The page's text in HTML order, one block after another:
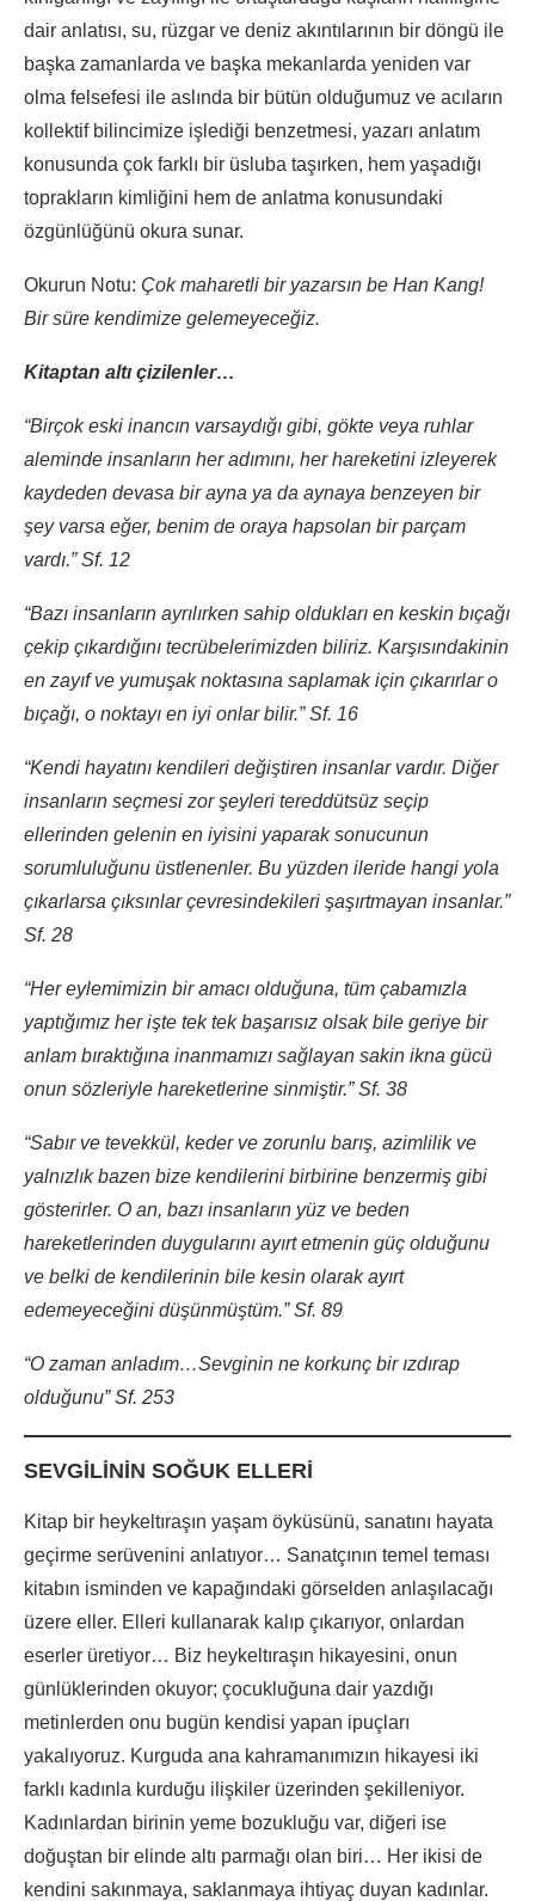
dair anlatısı, su, rüzgar ve deniz akıntılarının bir döngü ile
başka zamanlarda ve başka mekanlarda yeniden var
olma felsefesi ile aslında bir bütün olduğumuz ve acıların
kollektif bilincimize işlediği benzetmesi, yazarı anlatım
konusunda çok farklı bir üsluba taşırken, hem yaşadığı
toprakların kimliğini hem de anlatma konusundaki
özgünlüğünü okura sunar.
Okurun Notu: Çok maharetli bir yazarsın be Han Kang!
Bir süre kendimize gelemeyeceğiz.
Kitaptan altı çizilenler…
“Birçok eski inancın varsaydığı gibi, gökte veya ruhlar
aleminde insanların her adımını, her hareketini izleyerek
kaydeden devasa bir ayna ya da aynaya benzeyen bir
şey varsa eğer, benim de oraya hapsolan bir parçam
vardı.” Sf. 12
“Bazı insanların ayrılırken sahip oldukları en keskin bıçağı
çekip çıkardığını tecrübelerimizden biliriz. Karşısındakinin
en zayıf ve yumuşak noktasına saplamak için çıkarırlar o
bıçağı, o noktayı en iyi onlar bilir.” Sf. 16
“Kendi hayatını kendileri değiştiren insanlar vardır. Diğer
insanların seçmesi zor şeyleri tereddütsüz seçip
ellerinden gelenin en iyisini yaparak sonucunun
sorumluluğunu üstlenenler. Bu yüzden ileride hangi yola
çıkarlarsa çıksınlar çevresindekileri şaşırtmayan insanlar.”
Sf. 28
“Her eylemimizin bir amacı olduğuna, tüm çabamızla
yaptığımız her işte tek tek başarısız olsak bile geriye bir
anlam bıraktığına inanmamızı sağlayan sakin ikna gücü
onun sözleriyle hareketlerine sinmiştir.” Sf. 38
“Sabır ve tevekkül, keder ve zorunlu barış, azimlilik ve
yalnızlık bazen bize kendilerini birbirine benzermiş gibi
gösterirler. O an, bazı insanların yüz ve beden
hareketlerinden duygularını ayırt etmenin güç olduğunu
ve belki de kendilerinin bile kesin olarak ayırt
edemeyeceğini düşünmüştüm.” Sf. 89
“O zaman anladım…Sevginin ne korkunç bir ızdırap
olduğunu” Sf. 253
SEVGİLİNİN SOĞUK ELLERİ
Kitap bir heykeltıraşın yaşam öyküsünü, sanatını hayata
geçirme serüvenini anlatıyor… Sanatçının temel teması
kitabın isminden ve kapağındaki görselden anlaşılacağı
üzere eller. Elleri kullanarak kalıp çıkarıyor, onlardan
eserler üretiyor… Biz heykeltıraşın hikayesini, onun
günlüklerinden okuyor; çocukluğuna dair yazdığı
metinlerden onu bugün kendisi yapan ipuçları
yakalıyoruz. Kurguda ana kahramanımızın hikayesi iki
farklı kadınla kurduğu ilişkiler üzerinden şekilleniyor.
Kadınlardan birinin yeme bozukluğu var, diğeri ise
doğuştan bir elinde altı parmağı olan biri… Her ikisi de
kendini sakınmaya, saklanmaya ihtiyaç duyan kadınlar.